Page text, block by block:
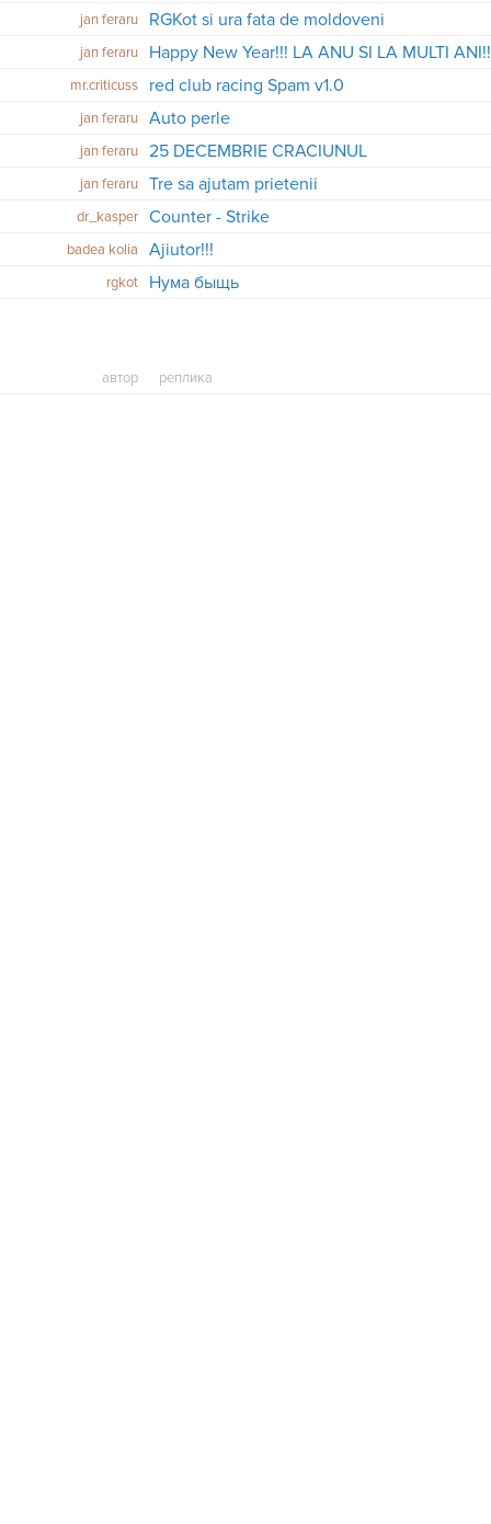
jan feraru RGKot si ura fata de moldoveni
jan feraru Happy New Year!!! LA ANU SI LA MULTI
mr.criticuss red club racing Spam v1.0
jan feraru Auto perle
jan feraru 25 DECEMBRIE CRACIUNUL
jan feraru Tre sa ajutam prietenii
dr_kasper Counter - Strike
badea kolia Ajiutor!!!
rgkot Нума быщь
автор реплика